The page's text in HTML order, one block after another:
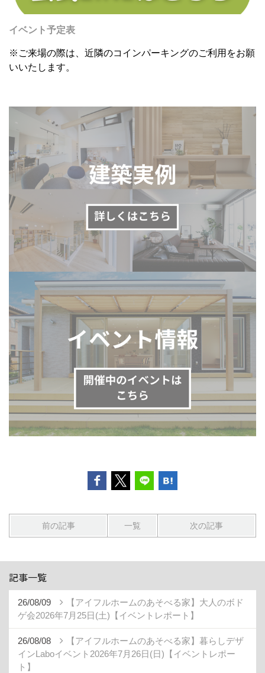
イベント予定表
※ご来場の際は、近隣のコインパーキングのご利用をお願
いいたします。
前の記事 一覧 次の記事
記事一覧
26/08/09
【アイフルホームのあそべる家】大人のボド
ゲ会2026年7月25日(土)【イベントレポート】
26/08/08
【アイフルホームのあそべる家】暮らしデザ
インLaboイベント2026年7月26日(日)【イベントレポー
ト】